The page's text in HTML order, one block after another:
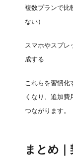
複数プランで比
ない）
スマホやスプレ
成する
これらを習慣化
くなり、追加
つながります。
まとめ